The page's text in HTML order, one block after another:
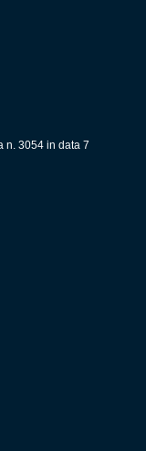
n. 3054 in data 7